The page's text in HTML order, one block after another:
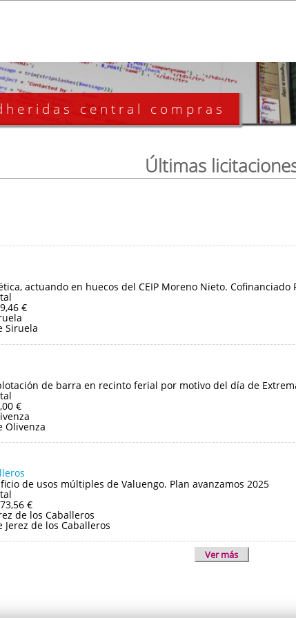
central compras
Últimas
actuando en huecos del CEIP Moreno Nieto. Cofinanciado
€
Siruela
de barra en recinto ferial por motivo del día de
€
Olivenza
de usos múltiples de Valuengo. Plan avanzamos 2025
€
de los Caballeros
de los Caballeros
Ver más